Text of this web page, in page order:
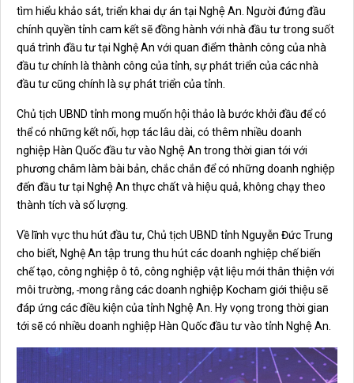
tìm hiểu khảo sát, triển khai dự án tại Nghệ An. Người đứng đầu
chính quyền tỉnh cam kết sẽ đồng hành với nhà đầu tư trong suốt
quá trình đầu tư tại Nghệ An với quan điểm thành công của nhà
đầu tư chính là thành công của tỉnh, sự phát triển của các nhà
đầu tư cũng chính là sự phát triển của tỉnh.
Chủ tịch UBND tỉnh mong muốn hội thảo là bước khởi đầu để có
thể có những kết nối, hợp tác lâu dài, có thêm nhiều doanh
nghiệp Hàn Quốc đầu tư vào Nghệ An trong thời gian tới với
phương châm làm bài bản, chắc chắn để có những doanh nghiệp
đến đầu tư tại Nghệ An thực chất và hiệu quả, không chạy theo
thành tích và số lượng.
Về lĩnh vực thu hút đầu tư, Chủ tịch UBND tỉnh Nguyễn Đức Trung
cho biết, Nghệ An tập trung thu hút các doanh nghiệp chế biến
chế tạo, công nghiệp ô tô, công nghiệp vật liệu mới thân thiện với
môi trường, mong rằng các doanh nghiệp Kocham giới thiệu sẽ
đáp ứng các điều kiện của tỉnh Nghệ An. Hy vọng trong thời gian
tới sẽ có nhiều doanh nghiệp Hàn Quốc đầu tư vào tỉnh Nghệ An.